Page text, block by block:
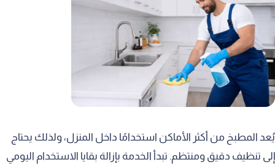
يُعد المطبخ من أكثر الأماكن استخدامًا داخل المنزل، ولذلك يحتاج
إلى تنظيف دقيق ومنتظم. تبدأ الخدمة بإزالة بقايا الاستخدام اليومي